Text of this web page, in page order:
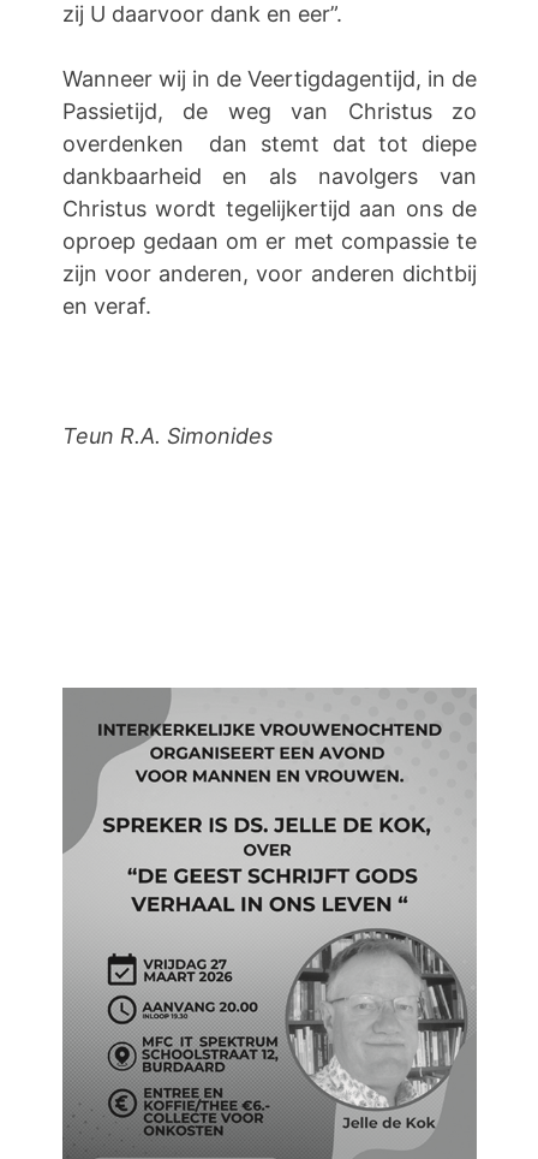
zij U daarvoor dank en eer”.
Wanneer wij in de Veertigdagentijd, in de
Passietijd, de weg van Christus zo
overdenken dan stemt dat tot diepe
dankbaarheid en als navolgers van
Christus wordt tegelijkertijd aan ons de
oproep gedaan om er met compassie te
zijn voor anderen, voor anderen dichtbij
en veraf.
Teun R.A. Simonides